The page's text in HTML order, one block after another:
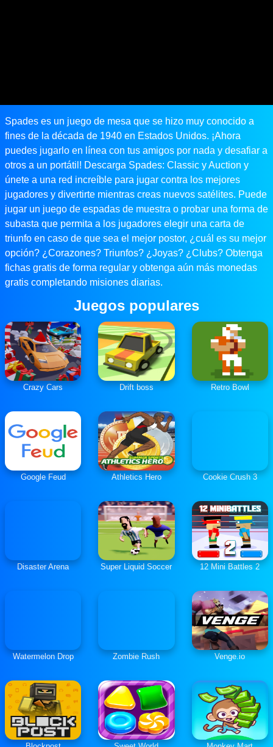
Spades es un juego de mesa que se hizo muy conocido a
fines de la década de 1940 en Estados Unidos. ¡Ahora
puedes jugarlo en línea con tus amigos por nada y desafiar a
otros a un portátil! Descarga Spades: Classic y Auction y
únete a una red increíble para jugar contra los mejores
jugadores y divertirte mientras creas nuevos satélites. Puede
jugar un juego de espadas de muestra o probar una forma de
subasta que permita a los jugadores elegir una carta de
triunfo en caso de que sea el mejor postor, ¿cuál es su mejor
opción? ¿Corazones? Triunfos? ¿Joyas? ¿Clubs? Obtenga
fichas gratis de forma regular y obtenga aún más monedas
gratis completando misiones diarias.
Juegos populares
Crazy Cars Drift boss Retro Bowl
Google Feud Athletics Hero Cookie Crush 3
Disaster Arena Super Liquid Soccer 12 Mini Battles 2
Watermelon Drop Zombie Rush Venge.io